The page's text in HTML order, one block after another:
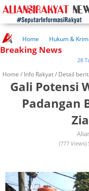
Home Hukum &
Kuliner Rakyat
Wisata
Kesehatan
Breaking News
28
Home / Info Rakyat/ Detail
Gali Potensi
Padangan
(777